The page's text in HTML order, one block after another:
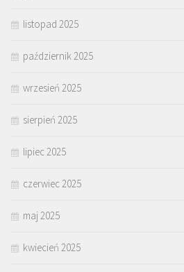
listopad 2025
październik 2025
wrzesień 2025
sierpień 2025
lipiec 2025
czerwiec 2025
maj 2025
kwiecień 2025